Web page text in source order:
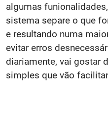
algumas
sistema separe o que
e resultando numa
evitar erros
diariamente, vai gostar
simples que vão